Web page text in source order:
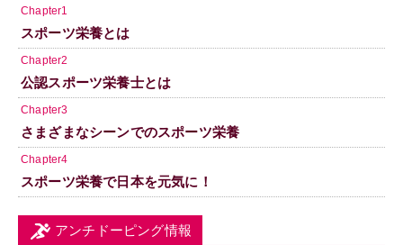
Chapter1
スポーツ栄養とは
Chapter2
公認スポーツ栄養士とは
Chapter3
さまざまなシーンでのスポーツ栄養
Chapter4
スポーツ栄養で日本を元気に！
アンチドーピング情報